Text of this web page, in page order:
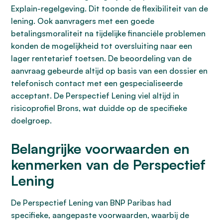
Explain-regelgeving. Dit toonde de flexibiliteit van de
lening. Ook aanvragers met een goede
betalingsmoraliteit na tijdelijke financiële problemen
konden de mogelijkheid tot oversluiting naar een
lager rentetarief toetsen. De beoordeling van de
aanvraag gebeurde altijd op basis van een dossier en
telefonisch contact met een gespecialiseerde
acceptant. De Perspectief Lening viel altijd in
risicoprofiel Brons, wat duidde op de specifieke
doelgroep.
Belangrijke voorwaarden en
kenmerken van de Perspectief
Lening
De Perspectief Lening van BNP Paribas had
specifieke, aangepaste voorwaarden, waarbij de